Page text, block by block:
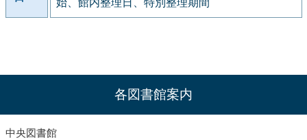
始、館内整理日、特別整理期間
各図書館案内
中央図書館